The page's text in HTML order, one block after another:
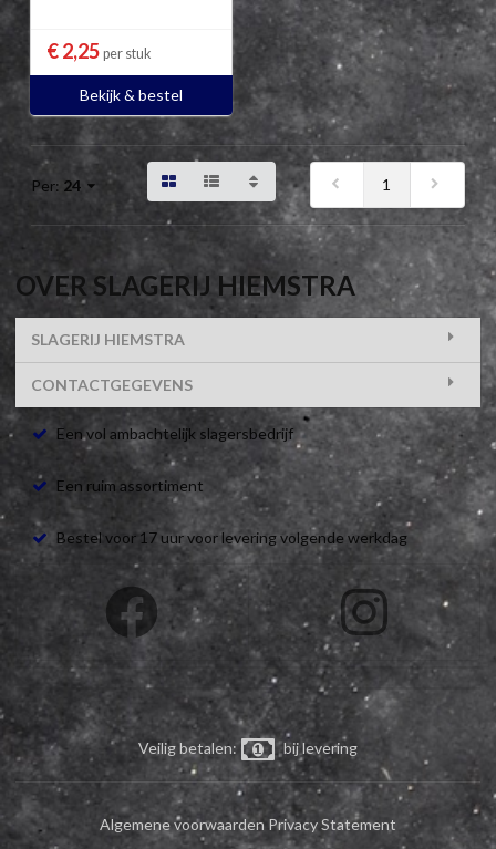
€ 2,25 per stuk
Bekijk & bestel
Per: 24 1
OVER SLAGERIJ HIEMSTRA
SLAGERIJ HIEMSTRA
CONTACTGEGEVENS
Een vol ambachtelijk slagersbedrijf
Een ruim assortiment
Bestel voor 17 uur voor levering volgende werkdag
Veilig betalen: bij levering
Algemene voorwaarden Privacy Statement